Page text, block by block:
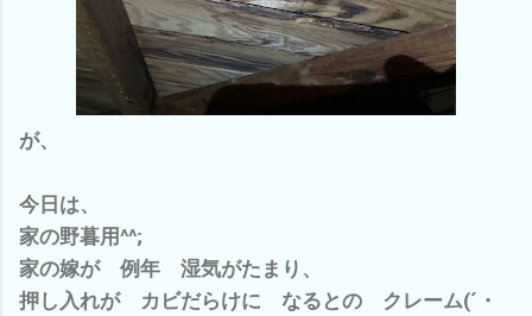
が、
今日は、
家の野暮用^^;
家の嫁が 例年 湿気がたまり、
押し入れが カビだらけに なるとの クレーム(´・